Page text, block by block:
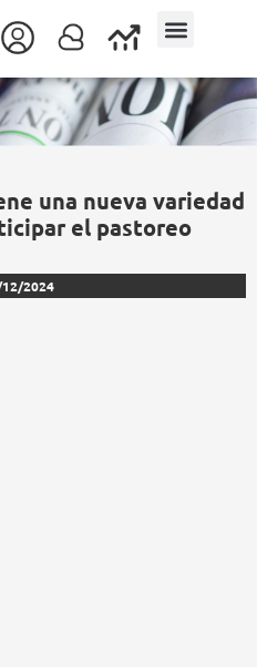
una nueva variedad
el pastoreo
2024